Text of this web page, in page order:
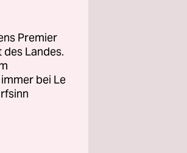
Premier
Landes.
bei Le